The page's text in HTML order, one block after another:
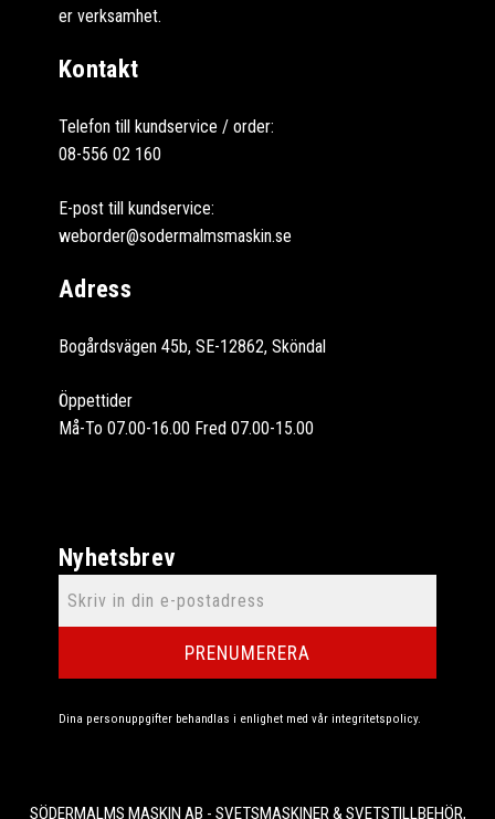
er verksamhet.
Kontakt
Telefon till kundservice / order:
08-556 02 160
E-post till kundservice:
weborder@sodermalmsmaskin.se
Adress
Bogårdsvägen 45b, SE-12862, Sköndal
Öppettider
Må-To 07.00-16.00 Fred 07.00-15.00
Nyhetsbrev
PRENUMERERA
Dina personuppgifter behandlas i enlighet med vår integritetspolicy.
SÖDERMALMS MASKIN AB - SVETSMASKINER & SVETSTILLBEHÖR,